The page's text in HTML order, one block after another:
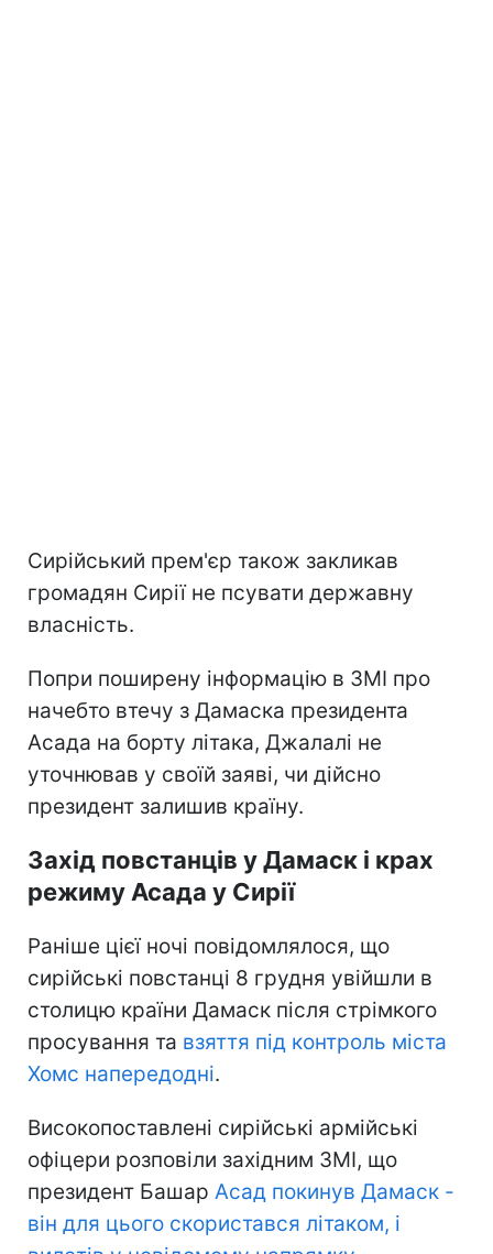
Сирійський прем'єр також закликав
громадян Сирії не псувати державну
власність.
Попри поширену інформацію в ЗМІ про
начебто втечу з Дамаска президента
Асада на борту літака, Джалалі не
уточнював у своїй заяві, чи дійсно
президент залишив країну.
Захід повстанців у Дамаск і крах
режиму Асада у Сирії
Раніше цієї ночі повідомлялося, що
сирійські повстанці 8 грудня увійшли в
столицю країни Дамаск після стрімкого
просування та взяття під контроль міста
Хомс напередодні.
Високопоставлені сирійські армійські
офіцери розповіли західним ЗМІ, що
президент Башар Асад покинув Дамаск -
він для цього скористався літаком, і